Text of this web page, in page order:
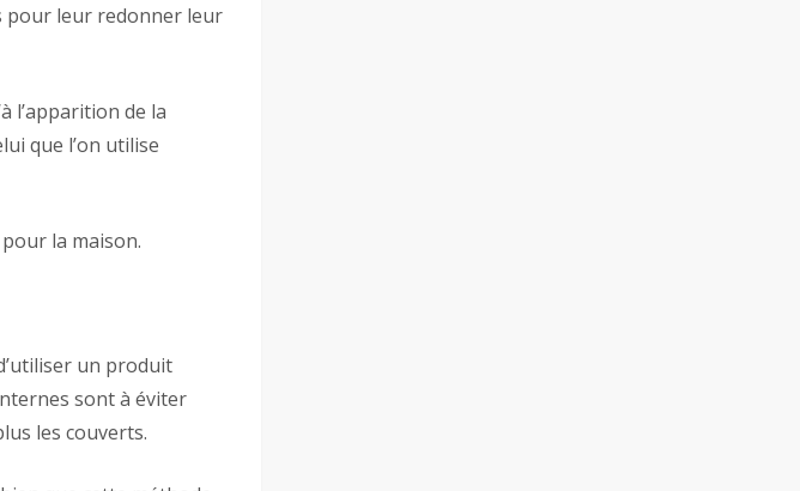
pour leur redonner leur
l’apparition de la
que l’on utilise
la maison.
un produit
sont à éviter
les couverts.